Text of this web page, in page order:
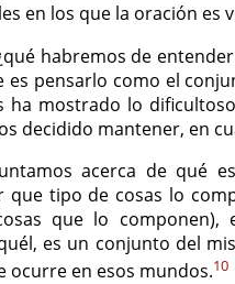
en los que la oración es
habremos de
es pensarlo como el
ha mostrado lo
decidido mantener, en
acerca de qué
que tipo de cosas lo
que lo componen),
es un conjunto del
ocurre en esos mundos.10